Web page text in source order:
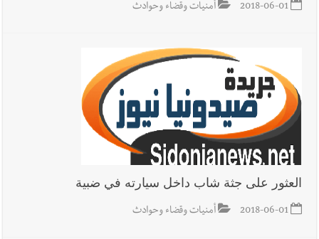
2018-06-01 أمنيات وقضاء وحوادث
العثور على جثة شاب داخل سيارته في ضبية
2018-06-01 أمنيات وقضاء وحوادث